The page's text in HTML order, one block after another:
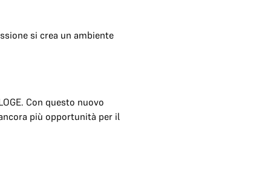
si crea un ambiente
Con questo nuovo
più opportunità per il